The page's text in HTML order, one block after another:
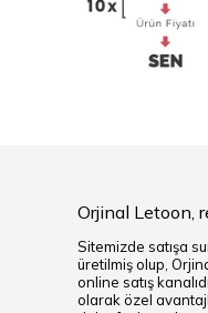
Orjinal Letoon,
Sitemizde satışa
üretilmiş olup,
online satış
olarak özel